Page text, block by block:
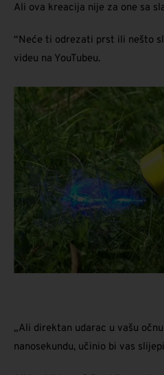
Ali ova kreacija nije za one sa
“Neće ti odrezati prst ili nešto
videu na YouTubeu.
„Ali direktan udarac u vašu
nanosekundu, učinio bi vas